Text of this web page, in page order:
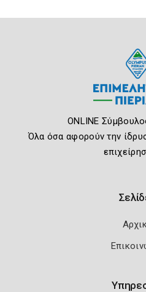
ONLINE
Όλα όσα αφορούν την